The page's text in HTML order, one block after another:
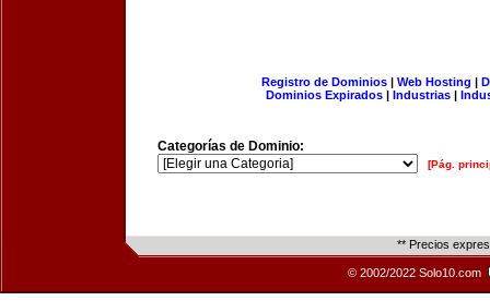
Registro de Dominios| Web Hosting |
Dominios Expirados | Industrias |
Categorías de Dominio:
[Pág.
** Precios
© 2002/2022 Solo10.com